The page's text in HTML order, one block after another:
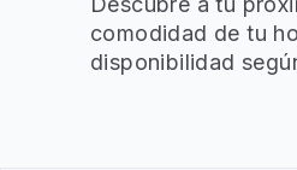
comodidad de tu
disponibilidad